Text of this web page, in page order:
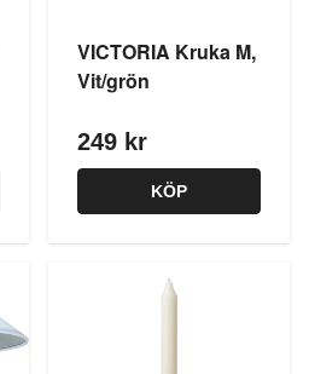
VICTORIA Kruka M,
Vit/grön
249 kr
KÖP